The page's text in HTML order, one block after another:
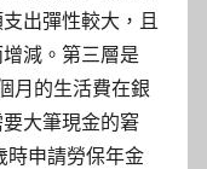
出彈性較大，且
減。第三層是
月的生活費在銀
大筆現金的窘
時申請勞保年金